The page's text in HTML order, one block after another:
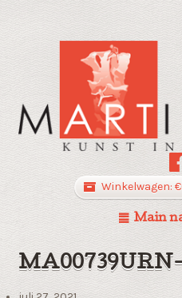
Winkelwagen: €
Main